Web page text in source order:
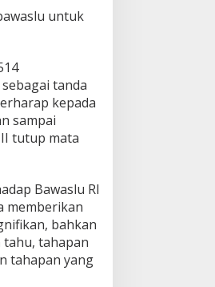
untuk
tanda
kepada
sampai
tutup mata
Bawaslu RI
memberikan
bahkan
tahu, tahapan
tahapan yang